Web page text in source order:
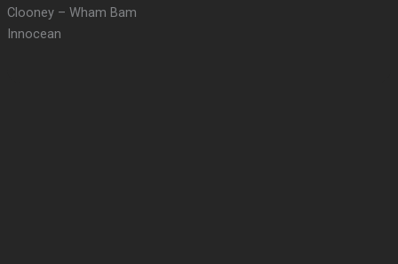
Clooney – Wham Bam
Innocean